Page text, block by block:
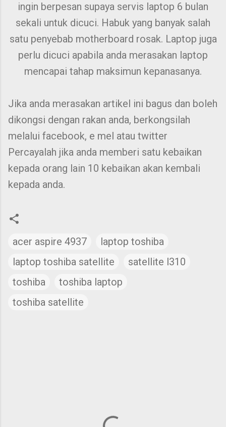
ingin berpesan supaya servis laptop 6 bulan
sekali untuk dicuci. Habuk yang banyak salah
satu penyebab motherboard rosak. Laptop juga
perlu dicuci apabila anda merasakan laptop
mencapai tahap maksimun kepanasanya.
Jika anda merasakan artikel ini bagus dan boleh
dikongsi dengan rakan anda, berkongsilah
melalui facebook, e mel atau twitter
Percayalah jika anda memberi satu kebaikan
kepada orang lain 10 kebaikan akan kembali
kepada anda.
acer aspire 4937
laptop toshiba
laptop toshiba satellite
satellite l310
toshiba
toshiba laptop
toshiba satellite